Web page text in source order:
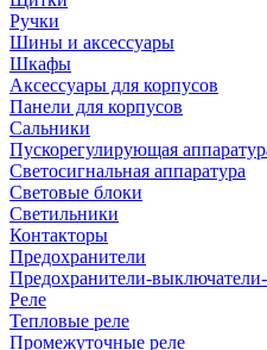
Ручки
Шины и аксессуары
Шкафы
Аксессуары для корпусов
Панели для корпусов
Сальники
Пускорегулирующая
Светосигнальная аппаратура
Световые блоки
Светильники
Контакторы
Предохранители
Предохранители-
Реле
Тепловые реле
Промежуточные реле